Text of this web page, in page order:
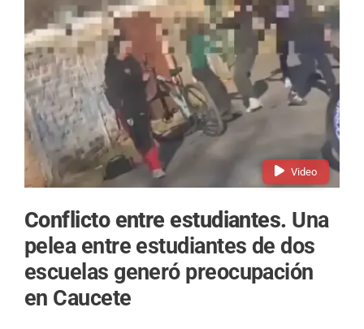
Video
Conflicto entre estudiantes. Una
pelea entre estudiantes de dos
escuelas generó preocupación
en Caucete